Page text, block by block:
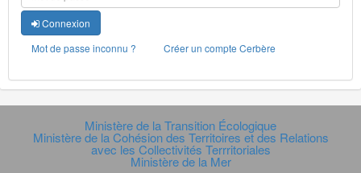
Connexion
Mot de passe inconnu ?
Créer un compte Cerbère
Ministère de la Transition Écologique
Ministère de la Cohésion des Territoires et des Relations
avec les Collectivités Terrritoriales
Ministère de la Mer